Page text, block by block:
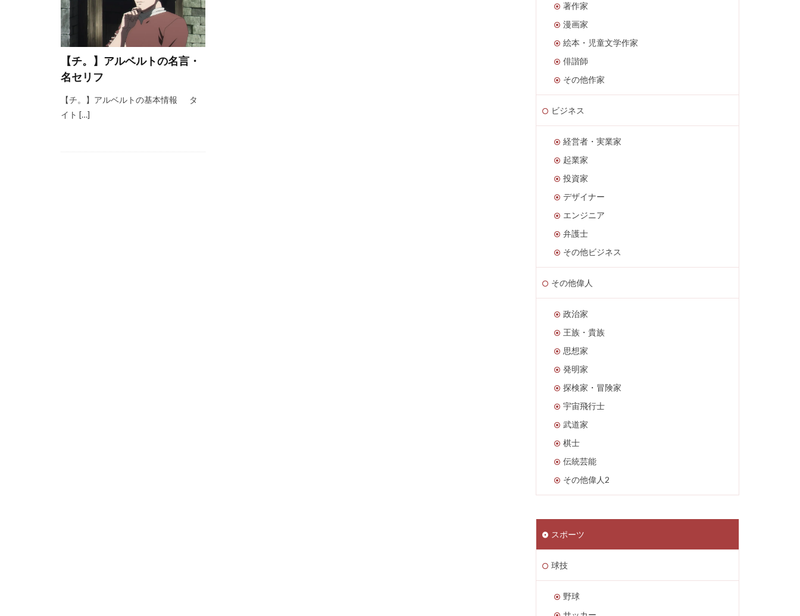
【チ。】アルベルトの名言・
名セリフ
【チ。】アルベルトの基本情報 タ
イト […]
著作家
漫画家
絵本・児童文学作家
俳諧師
その他作家
ビジネス
経営者・実業家
起業家
投資家
デザイナー
エンジニア
弁護士
その他ビジネス
その他偉人
政治家
王族・貴族
思想家
発明家
探検家・冒険家
宇宙飛行士
武道家
棋士
伝統芸能
その他偉人2
スポーツ
球技
野球